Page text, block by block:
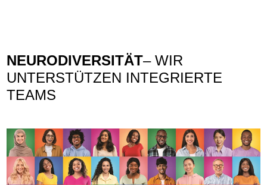
NEURODIVERSITÄT– WIR
UNTERSTÜTZEN INTEGRIERTE
TEAMS